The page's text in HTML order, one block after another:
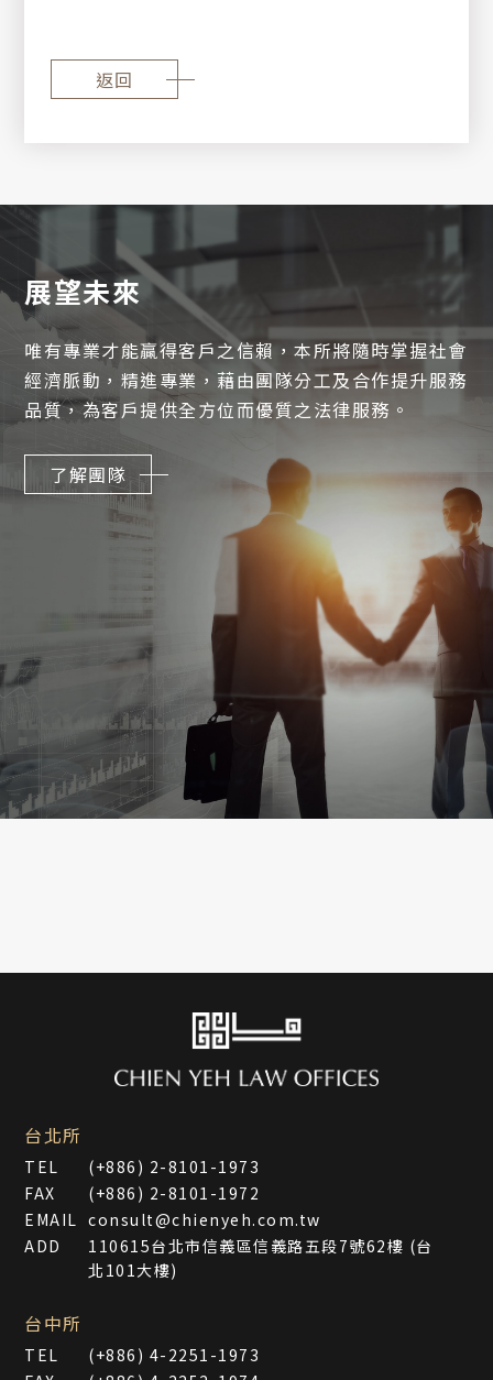
中 EN JP
返回
展望未來
唯有專業才能贏得客戶之信賴，本所將隨時掌握社會
經濟脈動， 精進專業，藉由團隊分工及合作提升服務
品質，為客戶提供全方位而優質之法律服務。
了解團隊
台北所
TEL
(+886) 2-8101-1973
FAX
(+886) 2-8101-1972
EMAIL consult@chienyeh.com.tw
ADD
110615台北市信義區信義路五段7號62樓 (台
北101大樓)
台中所
TEL
(+886) 4-2251-1973